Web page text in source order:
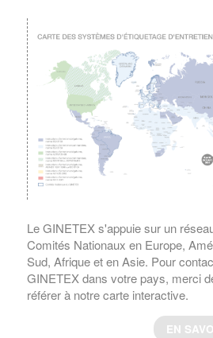
principaux enseignements de
son impact sur les cycles de
EN
La norme ISO 3758:2023 a été
Le 6 décembre 2023, a norme
3758:2023, Textiles – Code
d'entretien utilisant des
publiée par l’ISO.
Cette 4
édition annule et
l’objet d’une révision technique.
EN
RESULTATS DU 4ème
EUROPEEN IPSOS 2023
Quelles sont les habitudes
Le GINETEX s'appuie sur un
Comités Nationaux en Europe,
Sud, Afrique et en Asie. Pour
GINETEX dans votre pays, merci
référer à notre carte interactive.
EN